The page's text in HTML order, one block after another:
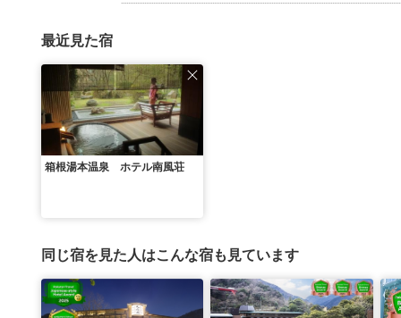
最近見た宿
箱根湯本温泉 ホテル南風荘
同じ宿を見た人はこんな宿も見ています